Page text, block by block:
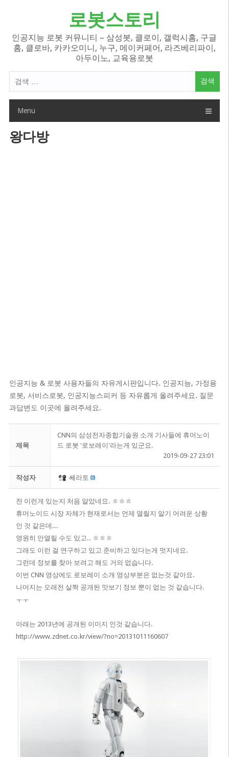
로봇스토리
인공지능 로봇 커뮤니티 – 삼성봇, 클로이, 갤럭시홈, 구글
홈, 클로바, 카카오미니, 누구, 메이커페어, 라즈베리파이,
아두이노, 교육용로봇
색
Menu
왕다방
인공지능 & 로봇 사용자들의 자유게시판입니다. 인공지능, 가정용
로봇, 서비스로봇, 인공지능스피커 등 자유롭게 올려주세요. 질문
과답변도 이곳에 올려주세요.
제목
CNN의 삼성전자종합기술원 소개 기사들에 휴머노이
드 로봇 '로보레이'라는게 있군요.
2019-09-27 23:01
작성자 쎄라토
전 이런게 있는지 처음 알았네요. ㅎㅎㅎ
휴머노이드 시장 자체가 현재로서는 언제 열릴지 알기 어려운 상황
인 것 같은데...
영원히 안열릴 수도 있고.. ㅎㅎㅎ
그래도 이런 걸 연구하고 있고 준비하고 있다는게 멋지네요.
​그런데 정보를 찾아 보려고 해도 거의 없습니다.
이번 CNN 영상에도 로보레이 소개 영상부분은 없는것 같아요.
나머지는 오래전 살짝 공개된 맛보기 정보 뿐이 없는 것 같습니다.
ㅜㅜ
아래는 2013년에 공개된 이미지 인것 같습니다.
http://www.zdnet.co.kr/view/?no=20131011160607